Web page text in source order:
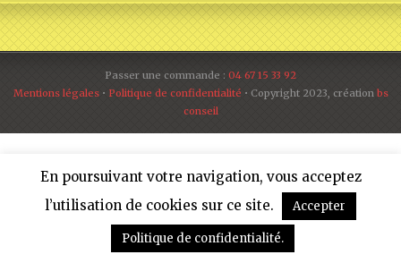
Passer une commande : 04 67 15 33 92
Mentions légales• Politique de confidentialité • Copyright 2023, création bs
conseil
En poursuivant votre navigation, vous acceptez
l’utilisation de cookies sur ce site.
Accepter
Politique de confidentialité.